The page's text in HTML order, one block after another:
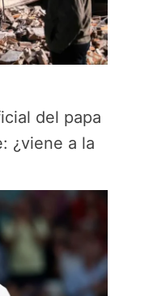
del papa
¿viene a la